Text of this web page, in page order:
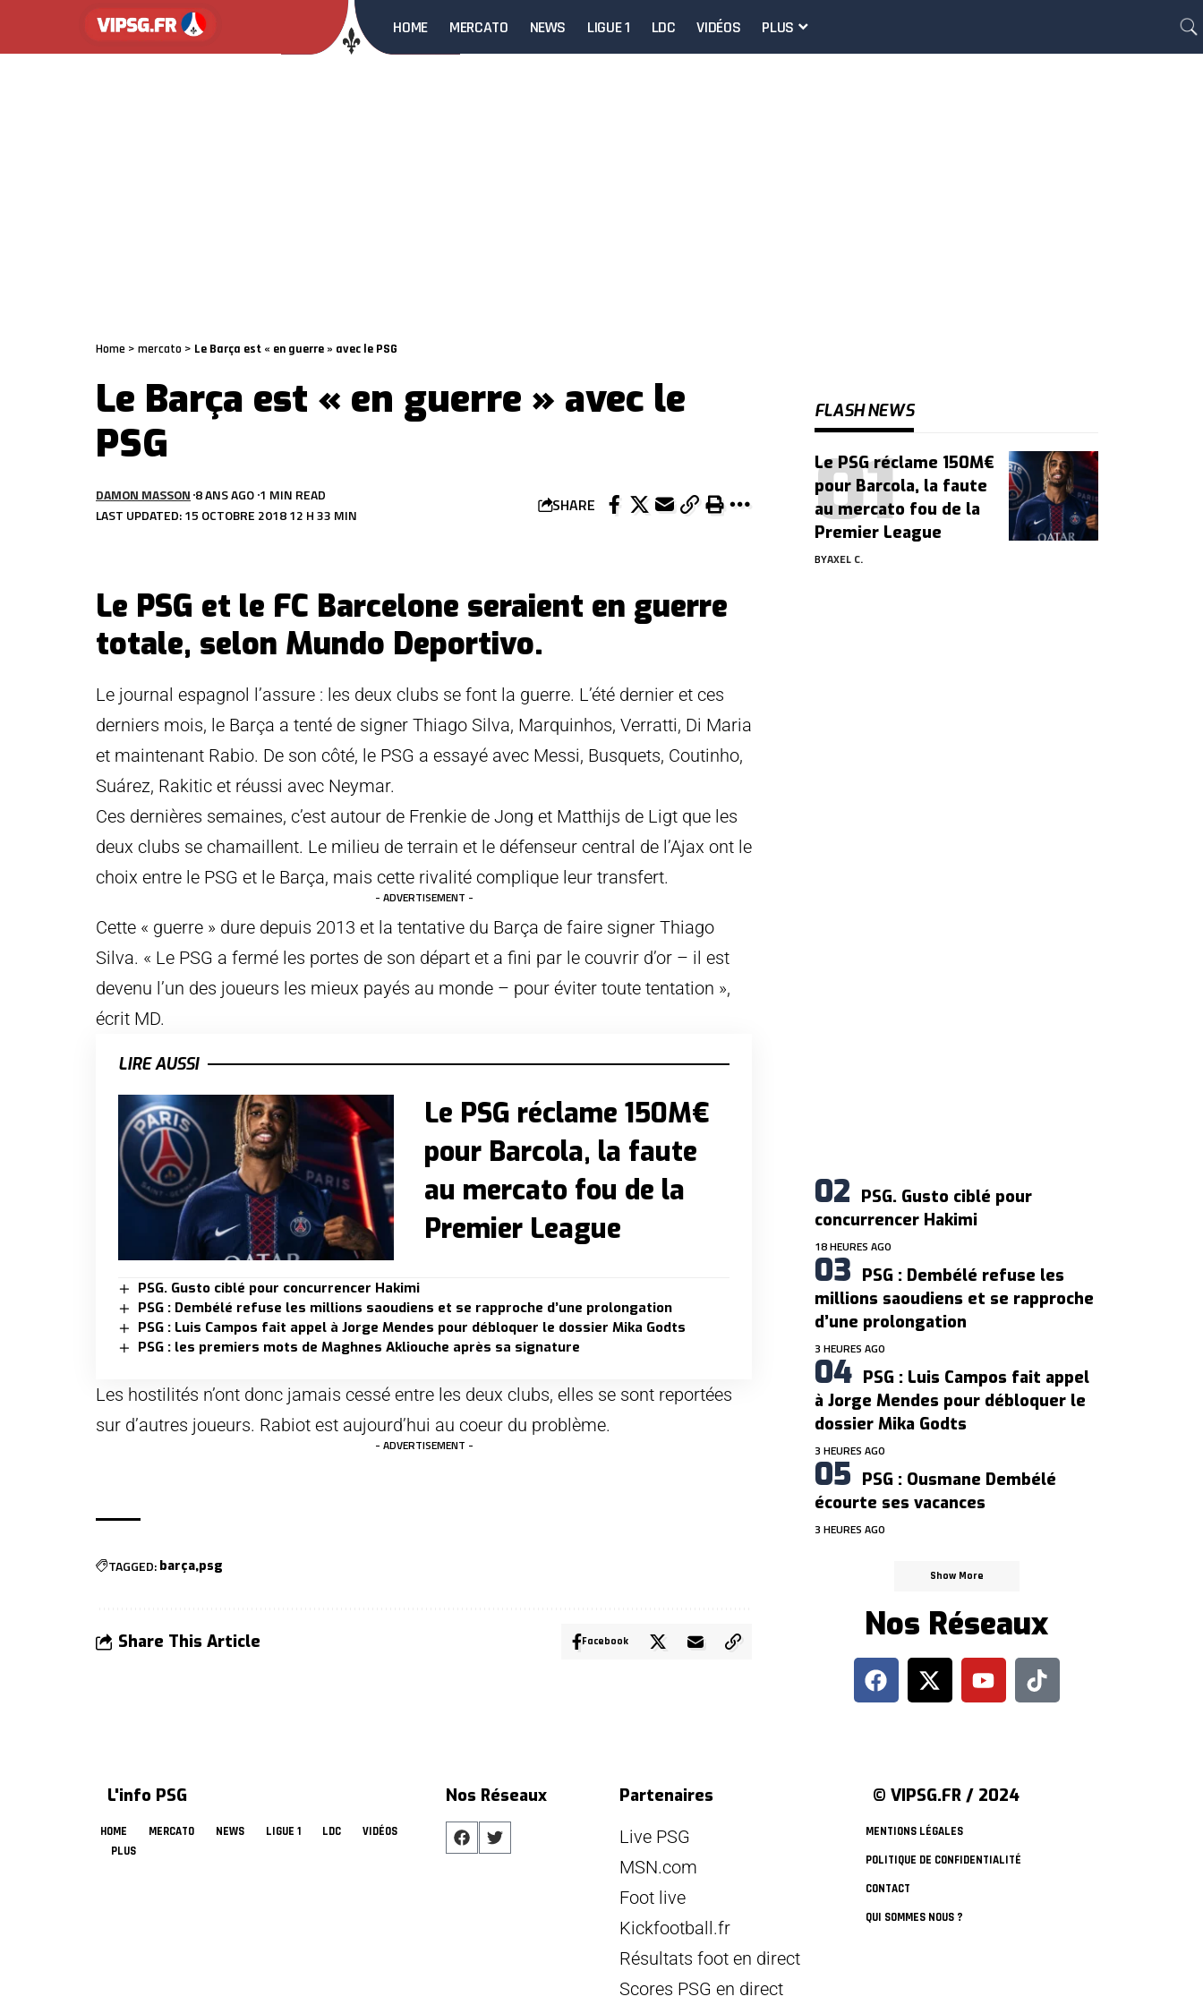
HOME MERCATO NEWS LIGUE 1 LDC VIDÉOS PLUS
Home > mercato > Le Barça est « en guerre » avec le PSG
Le Barça est « en guerre » avec le
PSG
LAST UPDATED: 15 OCTOBRE 2018 12 H 33 MIN
DAMON MASSON 8 ANS AGO 1 MIN READ SHARE
Le PSG et le FC Barcelone seraient en guerre
totale, selon Mundo Deportivo.
Le journal espagnol l’assure : les deux clubs se font la guerre. L’été dernier et ces
derniers mois, le Barça a tenté de signer Thiago Silva, Marquinhos, Verratti, Di Maria
et maintenant Rabio. De son côté, le PSG a essayé avec Messi, Busquets, Coutinho,
Suárez, Rakitic et réussi avec Neymar.
Ces dernières semaines, c’est autour de Frenkie de Jong et Matthijs de Ligt que les
deux clubs se chamaillent. Le milieu de terrain et le défenseur central de l’Ajax ont le
choix entre le PSG et le Barça, mais cette rivalité complique leur transfert.
- ADVERTISEMENT -
Cette « guerre » dure depuis 2013 et la tentative du Barça de faire signer Thiago
Silva. « Le PSG a fermé les portes de son départ et a fini par le couvrir d’or – il est
devenu l’un des joueurs les mieux payés au monde – pour éviter toute tentation »,
écrit MD.
LIRE AUSSI
Le PSG réclame 150M€
pour Barcola, la faute
au mercato fou de la
Premier League
PSG. Gusto ciblé pour concurrencer Hakimi
PSG : Dembélé refuse les millions saoudiens et se rapproche d’une prolongation
PSG : Luis Campos fait appel à Jorge Mendes pour débloquer le dossier Mika Godts
PSG : les premiers mots de Maghnes Akliouche après sa signature
Les hostilités n’ont donc jamais cessé entre les deux clubs, elles se sont reportées
sur d’autres joueurs. Rabiot est aujourd’hui au coeur du problème.
- ADVERTISEMENT -
TAGGED: barça psg
Share This Article Facebook
FLASH NEWS
Le PSG réclame 150M€
pour Barcola, la faute
au mercato fou de la
Premier League
BYAXEL C.
PSG. Gusto ciblé pour
concurrencer Hakimi
18 HEURES AGO
PSG : Dembélé refuse les
millions saoudiens et se rapproche
d’une prolongation
3 HEURES AGO
PSG : Luis Campos fait appel
à Jorge Mendes pour débloquer le
dossier Mika Godts
3 HEURES AGO
PSG : Ousmane Dembélé
écourte ses vacances
3 HEURES AGO
Show More
Nos Réseaux
L'info PSG
HOME MERCATO NEWS LIGUE 1 LDC
VIDÉOS
PLUS
Nos Réseaux
Partenaires
Live PSG
MSN.com
Foot live
Kickfootball.fr
Résultats foot en direct
Scores PSG en direct
© VIPSG.FR / 2024
MENTIONS LÉGALES
POLITIQUE DE CONFIDENTIALITÉ
CONTACT
QUI SOMMES NOUS ?